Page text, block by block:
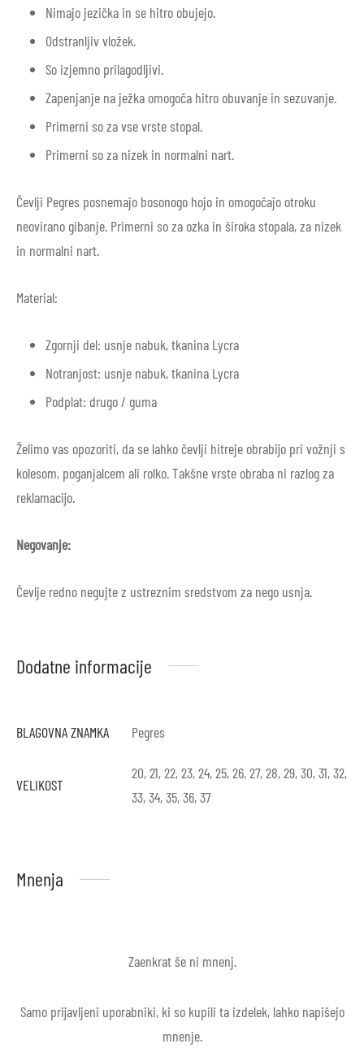
Nimajo jezička in se hitro obujejo.
Odstranljiv vložek.
So izjemno prilagodljivi.
Zapenjanje na ježka omogoča hitro obuvanje in sezuvanje.
Primerni so za vse vrste stopal.
Primerni so za nizek in normalni nart.
Čevlji Pegres posnemajo bosonogo hojo in omogočajo otroku
neovirano gibanje. Primerni so za ozka in široka stopala, za nizek
in normalni nart.
Material:
Zgornji del: usnje nabuk, tkanina Lycra
Notranjost: usnje nabuk, tkanina Lycra
Podplat: drugo / guma
Želimo vas opozoriti, da se lahko čevlji hitreje obrabijo pri vožnji s
kolesom, poganjalcem ali rolko. Takšne vrste obraba ni razlog za
reklamacijo.
Negovanje:
Čevlje redno negujte z ustreznim sredstvom za nego usnja.
Dodatne informacije
BLAGOVNA ZNAMKA Pegres
VELIKOST
20, 21, 22, 23, 24, 25, 26, 27, 28, 29, 30, 31, 32,
33, 34, 35, 36, 37
Mnenja
Zaenkrat še ni mnenj.
Samo prijavljeni uporabniki, ki so kupili ta izdelek, lahko napišejo
mnenje.